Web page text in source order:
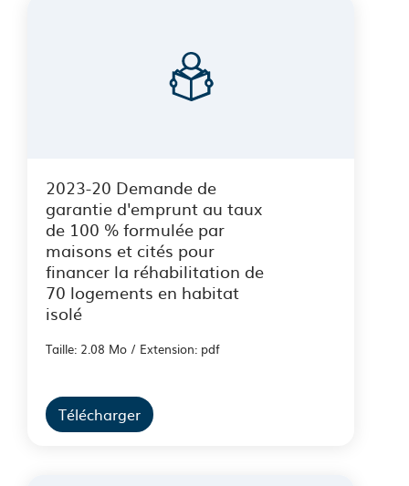
2023-20 Demande de
garantie d'emprunt au taux
de 100 % formulée par
maisons et cités pour
financer la réhabilitation de
70 logements en habitat
isolé
Taille: 2.08 Mo / Extension: pdf
Télécharger